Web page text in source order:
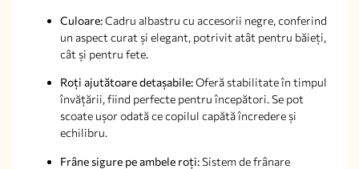
Culoare:Cadru albastru cu accesorii negre, conferind
un aspect curat și elegant, potrivit atât pentru băieți,
cât și pentru fete.
Roți ajutătoare detașabile:Oferă stabilitate în timpul
învățării, fiind perfecte pentru începători. Se pot
scoate ușor odată ce copilul capătă încredere și
echilibru.
Frâne sigure pe ambele roți:Sistem de frânare